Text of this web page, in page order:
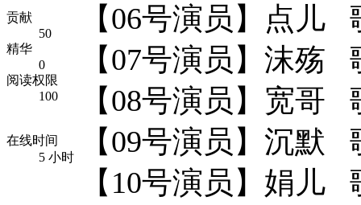
贡献
50
精华
0
阅读权限
100
在线时间
5 小时
【06号演员】点儿
【07号演员】沫殇
【08号演员】宽
【09号演员】沉默
【10号演员】娟儿